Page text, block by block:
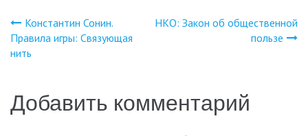
Навигация
записям
Константин Сонин.
Правила игры: Связующая
нить
НКО: Закон об общественной
пользе
Добавить комментарий